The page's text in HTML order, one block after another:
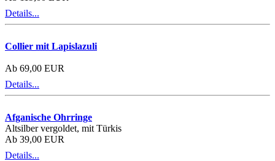
Details...
Collier mit Lapislazuli
Ab 69,00 EUR
Details...
Afganische Ohrringe
Altsilber vergoldet, mit Türkis
Ab 39,00 EUR
Details...